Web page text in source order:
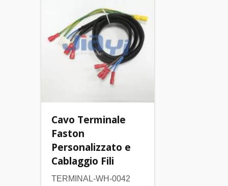
Cavo Terminale
Faston
Personalizzato e
Cablaggio Fili
TERMINAL-WH-0042